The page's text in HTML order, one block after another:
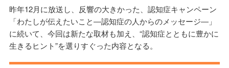
昨年12月に放送し、反響の大きかった、認知症キャンペーン
「わたしが伝えたいこと―認知症の人からのメッセージ―」
に続いて、今回は新たな取材も加え、“認知症とともに豊かに
生きるヒント”を選りすぐった内容となる。